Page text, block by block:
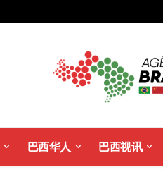
巴西华人 巴西视讯